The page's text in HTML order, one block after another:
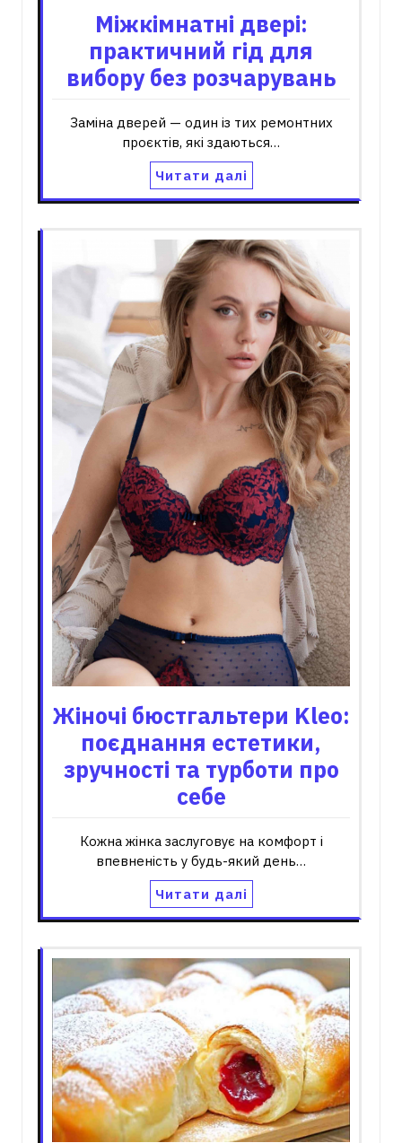
Міжкімнатні двері:
практичний гід для
вибору без розчарувань
Заміна дверей — один із тих ремонтних
проєктів, які здаються…
Читати далі
Жіночі бюстгальтери Kleo:
поєднання естетики,
зручності та турботи про
себе
Кожна жінка заслуговує на комфорт і
впевненість у будь-який день…
Читати далі